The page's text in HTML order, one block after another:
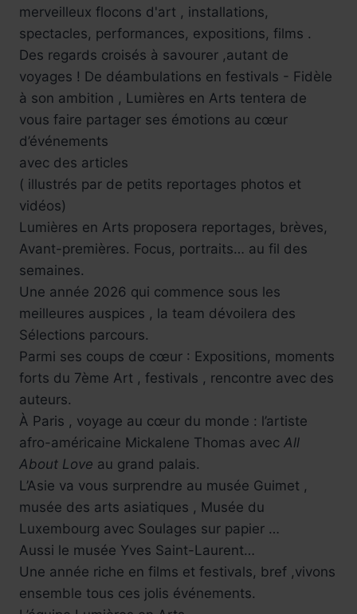
merveilleux flocons d'art , installations,
spectacles, performances, expositions, films .
Des regards croisés à savourer ,autant de
voyages ! De déambulations en festivals - Fidèle
à son ambition , Lumières en Arts tentera de
vous faire partager ses émotions au cœur
d’événements
avec des articles
( illustrés par de petits reportages photos et
vidéos)
Lumières en Arts proposera reportages, brèves,
Avant-premières. Focus, portraits… au fil des
semaines.
Une année 2026 qui commence sous les
meilleures auspices , la team dévoilera des
Sélections parcours.
Parmi ses coups de cœur : Expositions, moments
forts du 7ème Art , festivals , rencontre avec des
auteurs.
À Paris , voyage au cœur du monde : l’artiste
afro-américaine Mickalene Thomas avec All
About Love au grand palais.
L’Asie va vous surprendre au musée Guimet ,
musée des arts asiatiques , Musée du
Luxembourg avec Soulages sur papier …
Aussi le musée Yves Saint-Laurent…
Une année riche en films et festivals, bref ,vivons
ensemble tous ces jolis événements.